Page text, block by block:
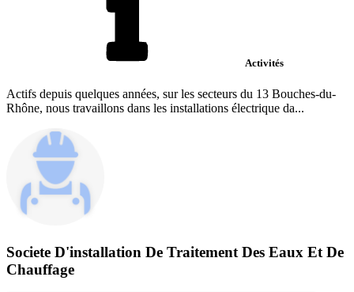
Activités
Actifs depuis quelques années, sur les secteurs du 13 Bouches-du-
Rhône, nous travaillons dans les installations électrique da...
Societe D'installation De Traitement Des Eaux Et De
Chauffage